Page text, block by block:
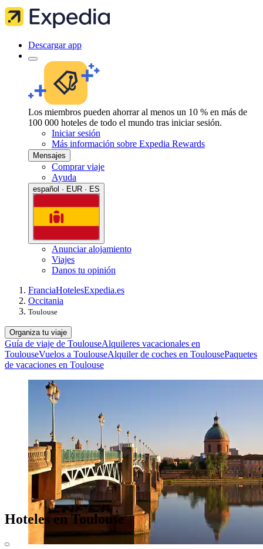
Descargar app
Los miembros pueden ahorrar al menos un 10 % en más de
100 000 hoteles de todo el mundo tras iniciar sesión.
Iniciar sesión
Más información sobre Expedia Rewards
Mensajes
Comprar viaje
Ayuda
español · EUR · ES
Anunciar alojamiento
Viajes
Danos tu opinión
FranciaHotelesExpedia.es
Occitania
Toulouse
Organiza tu viaje
Guía de viaje de ToulouseAlquileres vacacionales en
ToulouseVuelos a ToulouseAlquiler de coches en ToulousePaquetes
de vacaciones en Toulouse
Hoteles en Toulouse